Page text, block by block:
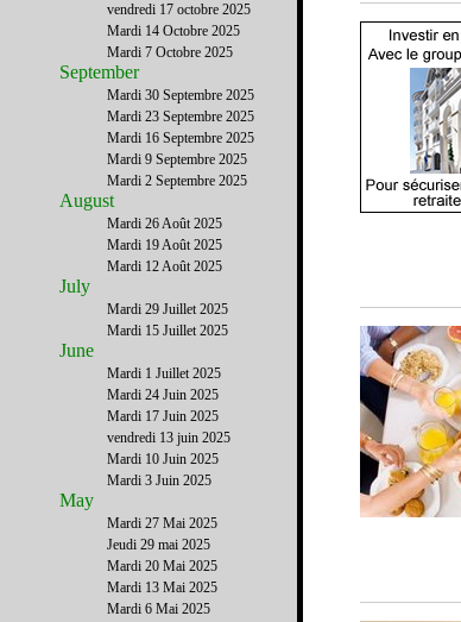
vendredi 17 octobre 2025
Mardi 14 Octobre 2025
Mardi 7 Octobre 2025
September
Mardi 30 Septembre 2025
Mardi 23 Septembre 2025
Mardi 16 Septembre 2025
Mardi 9 Septembre 2025
Mardi 2 Septembre 2025
August
Mardi 26 Août 2025
Mardi 19 Août 2025
Mardi 12 Août 2025
July
Mardi 29 Juillet 2025
Mardi 15 Juillet 2025
June
Mardi 1 Juillet 2025
Mardi 24 Juin 2025
Mardi 17 Juin 2025
vendredi 13 juin 2025
Mardi 10 Juin 2025
Mardi 3 Juin 2025
May
Mardi 27 Mai 2025
Jeudi 29 mai 2025
Mardi 20 Mai 2025
Mardi 13 Mai 2025
Mardi 6 Mai 2025